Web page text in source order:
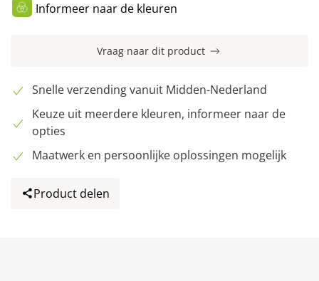
Informeer naar de kleuren
Vraag naar dit product
Snelle verzending vanuit Midden-Nederland
Keuze uit meerdere kleuren, informeer naar de
opties
Maatwerk en persoonlijke oplossingen mogelijk
Product delen